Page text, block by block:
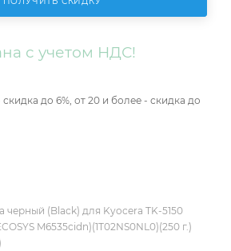
с учетом НДС!
до 6%, от 20 и более - скидка до
черный (Black) для Kyocera TK-5150
M6535cidn)(1T02NS0NL0)(250 г.)